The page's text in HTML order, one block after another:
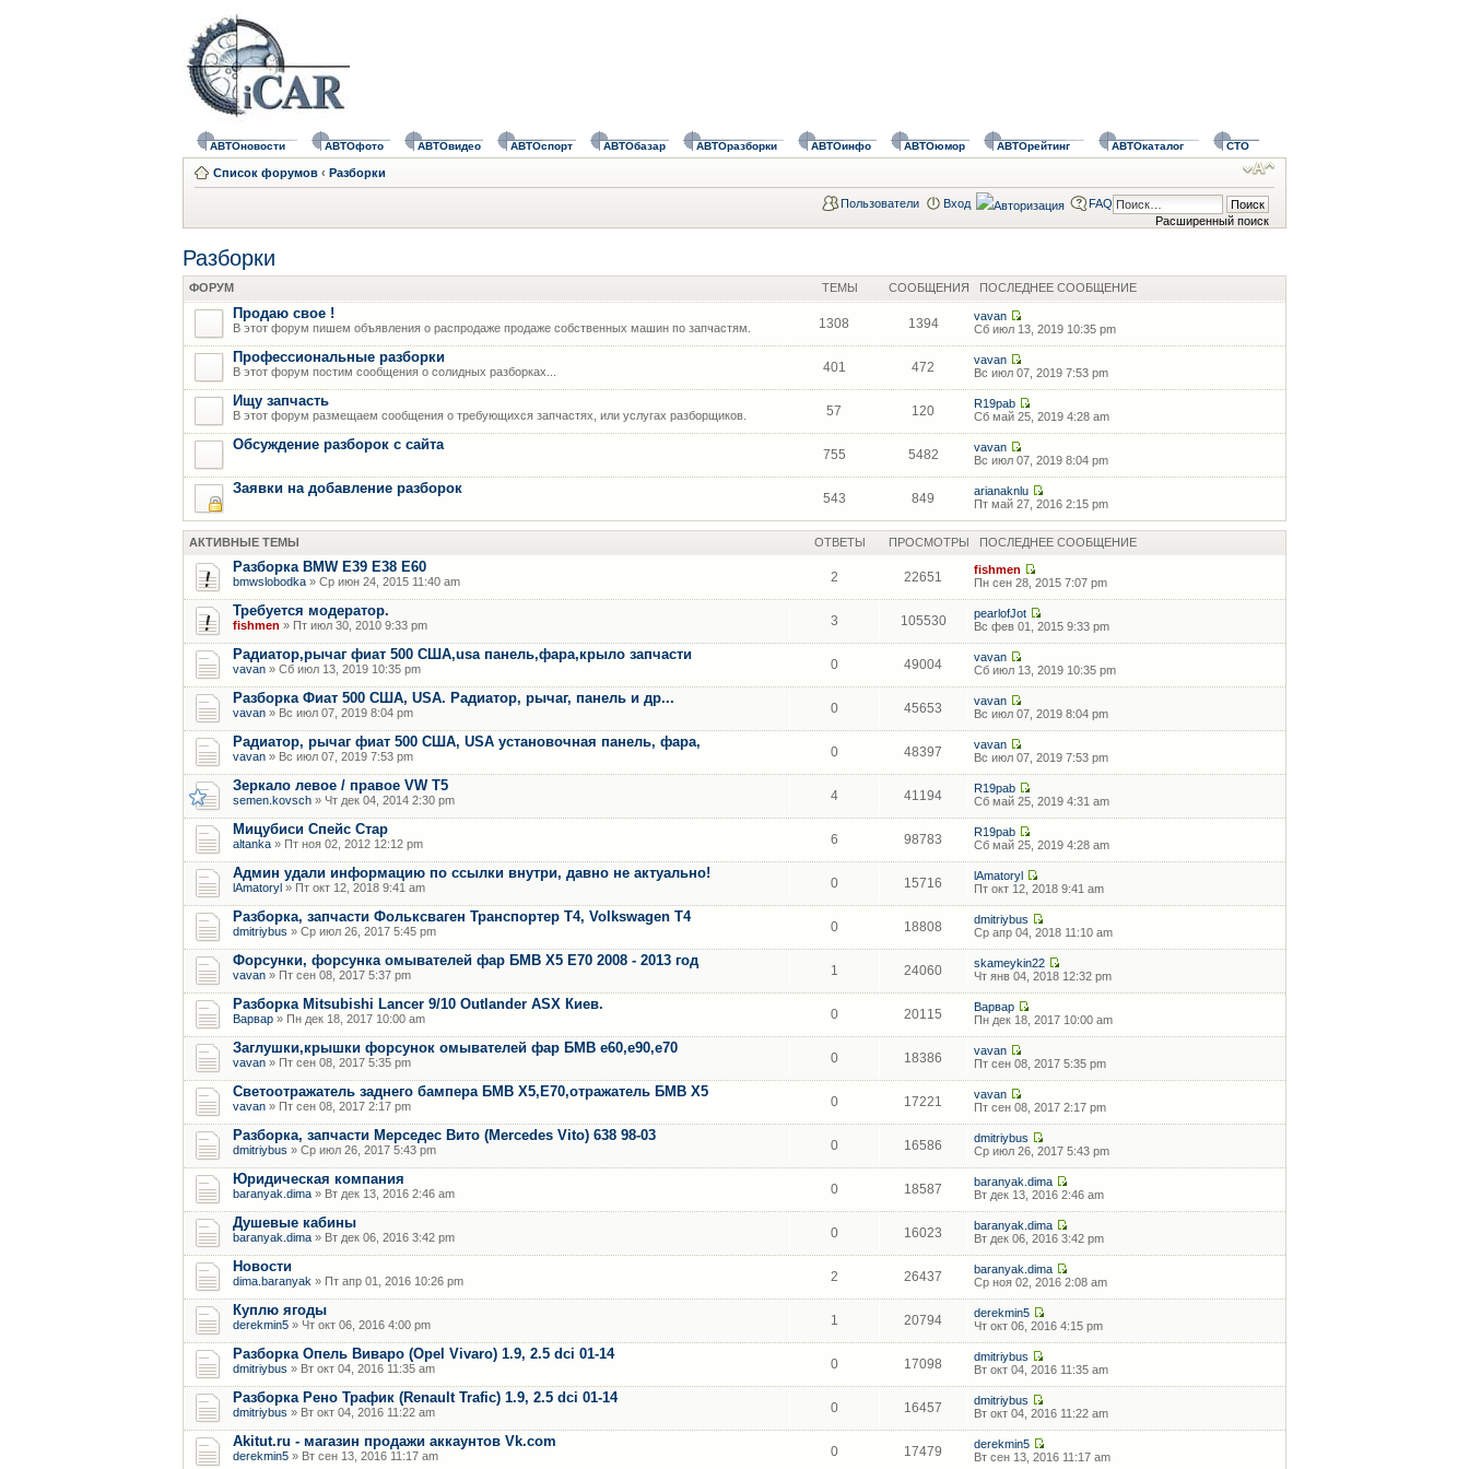
АВТОновости АВТОфото АВТОвидео АВТОспорт АВТОбазар АВТОразборки АВТОинфо АВТОюмор АВТОрейтинг АВТОкаталог СТО
Список форумов ‹ Разборки
Расширенный поиск
Пользователи Вход FAQ
Разборки
ФОРУМ ТЕМЫ СООБЩЕНИЯ ПОСЛЕДНЕЕ СООБЩЕНИЕ
Продаю свое !
В этот форум пишем объявления о распродаже продаже собственных машин по запчастям. 1308 1394
vavan
Сб июл 13, 2019 10:35 pm
Профессиональные разборки
В этот форум постим сообщения о солидных разборках... 401 472
vavan
Вс июл 07, 2019 7:53 pm
Ищу запчасть
В этот форум размещаем сообщения о требующихся запчастях, или услугах разборщиков. 57 120
R19pab
Сб май 25, 2019 4:28 am
Обсуждение разборок с сайта
755 5482
vavan
Вс июл 07, 2019 8:04 pm
Заявки на добавление разборок
543 849
arianaknlu
Пт май 27, 2016 2:15 pm
АКТИВНЫЕ ТЕМЫ ОТВЕТЫ ПРОСМОТРЫ ПОСЛЕДНЕЕ СООБЩЕНИЕ
Разборка BMW E39 E38 E60
bmwslobodka » Ср июн 24, 2015 11:40 am 2 22651
fishmen
Пн сен 28, 2015 7:07 pm
Требуется модератор.
fishmen » Пт июл 30, 2010 9:33 pm 3 105530
pearlofJot
Вс фев 01, 2015 9:33 pm
Радиатор,рычаг фиат 500 США,usa панель,фара,крыло запчасти
vavan » Сб июл 13, 2019 10:35 pm 0 49004
vavan
Сб июл 13, 2019 10:35 pm
Разборка Фиат 500 США, USA. Радиатор, рычаг, панель и др...
vavan » Вс июл 07, 2019 8:04 pm 0 45653
vavan
Вс июл 07, 2019 8:04 pm
Радиатор, рычаг фиат 500 США, USA установочная панель, фара,
vavan » Вс июл 07, 2019 7:53 pm 0 48397
vavan
Вс июл 07, 2019 7:53 pm
Зеркало левое / правое VW T5
semen.kovsch » Чт дек 04, 2014 2:30 pm 4 41194
R19pab
Сб май 25, 2019 4:31 am
Мицубиси Спейс Стар
altanka » Пт ноя 02, 2012 12:12 pm 6 98783
R19pab
Сб май 25, 2019 4:28 am
Админ удали информацию по ссылки внутри, давно не актуально!
lAmatoryl » Пт окт 12, 2018 9:41 am 0 15716
lAmatoryl
Пт окт 12, 2018 9:41 am
Разборка, запчасти Фольксваген Транспортер Т4, Volkswagen T4
dmitriybus » Ср июл 26, 2017 5:45 pm 0 18808
dmitriybus
Ср апр 04, 2018 11:10 am
Форсунки, форсунка омывателей фар БМВ Х5 Е70 2008 - 2013 год
vavan » Пт сен 08, 2017 5:37 pm 1 24060
skameykin22
Чт янв 04, 2018 12:32 pm
Разборка Mitsubishi Lancer 9/10 Outlander ASX Киев.
Варвар » Пн дек 18, 2017 10:00 am 0 20115
Варвар
Пн дек 18, 2017 10:00 am
Заглушки,крышки форсунок омывателей фар БМВ е60,е90,е70
vavan » Пт сен 08, 2017 5:35 pm 0 18386
vavan
Пт сен 08, 2017 5:35 pm
Светоотражатель заднего бампера БМВ Х5,Е70,отражатель БМВ Х5
vavan » Пт сен 08, 2017 2:17 pm 0 17221
vavan
Пт сен 08, 2017 2:17 pm
Разборка, запчасти Мерседес Вито (Mercedes Vito) 638 98-03
dmitriybus » Ср июл 26, 2017 5:43 pm 0 16586
dmitriybus
Ср июл 26, 2017 5:43 pm
Юридическая компания
baranyak.dima » Вт дек 13, 2016 2:46 am 0 18587
baranyak.dima
Вт дек 13, 2016 2:46 am
Душевые кабины
baranyak.dima » Вт дек 06, 2016 3:42 pm 0 16023
baranyak.dima
Вт дек 06, 2016 3:42 pm
Новости
dima.baranyak » Пт апр 01, 2016 10:26 pm 2 26437
baranyak.dima
Ср ноя 02, 2016 2:08 am
Куплю ягоды
derekmin5 » Чт окт 06, 2016 4:00 pm 1 20794
derekmin5
Чт окт 06, 2016 4:15 pm
Разборка Опель Виваро (Opel Vivaro) 1.9, 2.5 dci 01-14
dmitriybus » Вт окт 04, 2016 11:35 am 0 17098
dmitriybus
Вт окт 04, 2016 11:35 am
Разборка Рено Трафик (Renault Trafic) 1.9, 2.5 dci 01-14
dmitriybus » Вт окт 04, 2016 11:22 am 0 16457
dmitriybus
Вт окт 04, 2016 11:22 am
Akitut.ru - магазин продажи аккаунтов Vk.com
derekmin5 » Вт сен 13, 2016 11:17 am 0 17479
derekmin5
Вт сен 13, 2016 11:17 am